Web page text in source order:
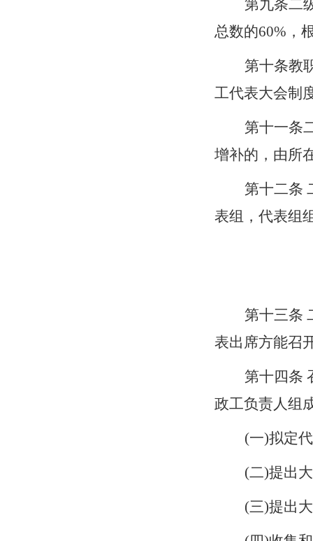
第九条二
总数的60%，
第十条教
工代表大会制
第十一条
增补的，由所
第十二条
表组，代表组
第十三条
表出席方能召
第十四条
政工负责人组
(一)拟定
(二)提出
(三)提出